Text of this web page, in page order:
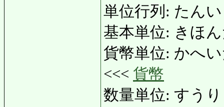
単位行列: たん
基本単位: きほ
貨幣単位: かへい
<<< 貨幣
数量単位: すう